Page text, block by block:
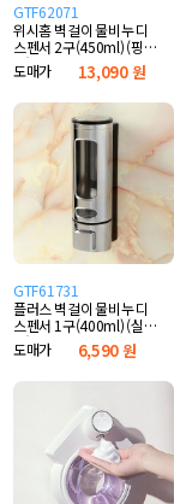
GTF62071
위시홈 벽걸이 물비누 디
스펜서 2구(450ml) (핑
크)
도매가 13,090 원
GTF61731
플러스 벽걸이 물비누 디
스펜서 1구(400ml) (실
버)
도매가 6,590 원